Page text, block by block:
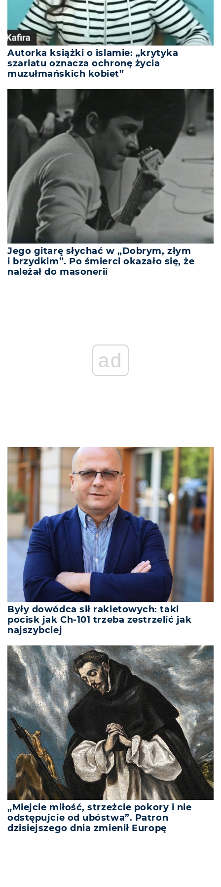
Autorka książki o islamie: „krytyka
szariatu oznacza ochronę życia
muzułmańskich kobiet”
Jego gitarę słychać w „Dobrym, złym
i brzydkim”. Po śmierci okazało się, że
należał do masonerii
ad
Były dowódca sił rakietowych: taki
pocisk jak Ch-101 trzeba zestrzelić jak
najszybciej
„Miejcie miłość, strzeżcie pokory i nie
odstępujcie od ubóstwa”. Patron
dzisiejszego dnia zmienił Europę